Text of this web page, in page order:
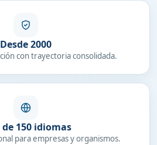
Desde 2000
con trayectoria consolidada.
de 150 idiomas
para empresas y organismos.